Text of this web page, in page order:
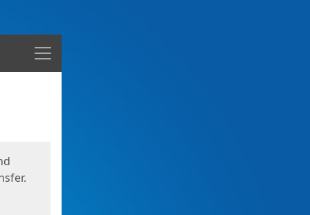
Menu